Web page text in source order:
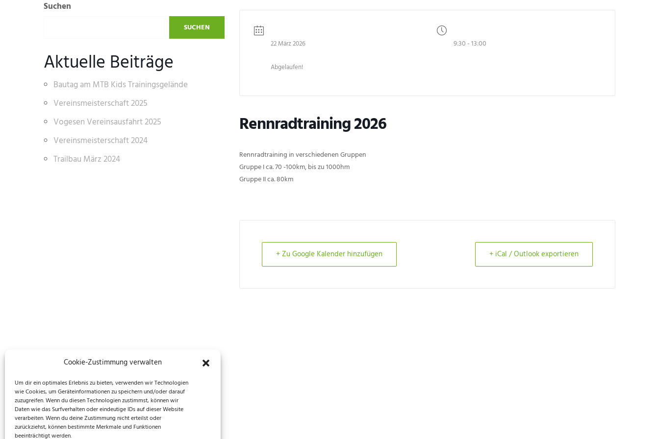
Cookie-Zustimmung verwalten
Um dir ein optimales Erlebnis zu bieten, verwenden wir Technologien
wie Cookies, um Geräteinformationen zu speichern und/oder darauf
zuzugreifen. Wenn du diesen Technologien zustimmst, können wir
Daten wie das Surfverhalten oder eindeutige IDs auf dieser Website
verarbeiten. Wenn du deine Zustimmung nicht erteilst oder
zurückziehst, können bestimmte Merkmale und Funktionen
beeinträchtigt werden.
Suchen
SUCHEN
Aktuelle Beiträge
Bautag am MTB Kids Trainingsgelände
Vereinsmeisterschaft 2025
Vogesen Vereinsausfahrt 2025
Vereinsmeisterschaft 2024
Trailbau März 2024
22 März 2026
Abgelaufen!
9:30 - 13:00
Rennradtraining 2026
Rennradtraining in verschiedenen Gruppen
Gruppe I ca. 70 -100km, bis zu 1000hm
Gruppe II ca. 80km
+ Zu Google Kalender hinzufügen + iCal / Outlook exportieren